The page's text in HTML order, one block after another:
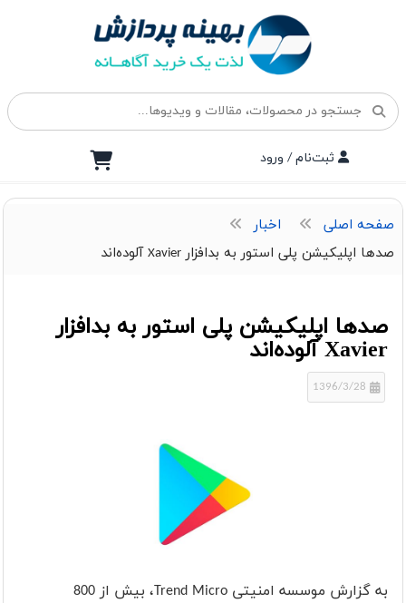
ثبت‌نام / ورود
صفحه اصلی
اخبار
صدها اپلیکیشن پلی استور به بدافزار Xavier آلوده‌اند
صدها اپلیکیشن پلی استور به بدافزار
Xavier آلوده‌اند
به گزارش موسسه امنیتی Trend Micro
، بیش از 800